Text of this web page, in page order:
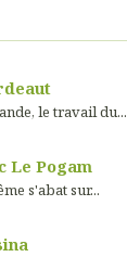
le travail du...
Le Pogam
s'abat sur...